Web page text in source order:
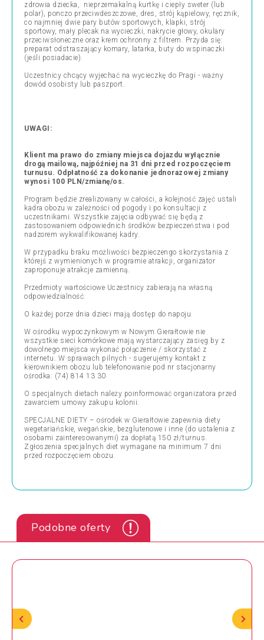
zdrowia dziecka, nieprzemakalną kurtkę i ciepły sweter (lub
polar), ponczo przeciwdeszczowe, dres, strój kąpielowy, ręcznik,
co najmniej dwie pary butów sportowych, klapki, strój
sportowy, mały plecak na wycieczki, nakrycie głowy, okulary
przeciwsłoneczne oraz krem ochronny z filtrem. Przyda się:
preparat odstraszający komary, latarka, buty do wspinaczki
(jeśli posiadacie).
Uczestnicy chcący wyjechać na wycieczkę do Pragi - ważny
dowód osobisty lub paszport.
UWAGI:
Klient ma prawo do zmiany miejsca dojazdu wyłącznie
drogą mailową, najpóźniej na 31 dni przed rozpoczęciem
turnusu. Odpłatność za dokonanie jednorazowej zmiany
wynosi 100 PLN/zmianę/os.
Program będzie zrealizowany w całości, a kolejność zajęć ustali
kadra obozu w zależności od pogody i po konsultacji z
uczestnikami. Wszystkie zajęcia odbywać się będą z
zastosowaniem odpowiednich środków bezpieczeństwa i pod
nadzorem wykwalifikowanej kadry.
W przypadku braku możliwości bezpieczengo skorzystania z
którejś z wymienionych w programie atrakcji, organizator
zaproponuje atrakcje zamienną.
Przedmioty wartościowe Uczestnicy zabierają na własną
odpowiedzialność.
O każdej porze dnia dzieci mają dostęp do napoju.
W ośrodku wypoczynkowym w Nowym Gierałtowie nie
wszystkie sieci komórkowe mają wystarczający zasięg by z
dowolnego miejsca wykonać połączenie / skorzystać z
internetu. W sprawach pilnych - sugerujemy kontakt z
kierownikiem obozu lub telefonowanie pod nr stacjonarny
ośrodka: (74) 814 13 30
O specjalnych dietach należy poinformować organizatora przed
zawarciem umowy zakupu kolonii.
SPECJALNE DIETY – ośrodek w Gierałtowie zapewnia diety
wegetariańskie, wegańskie, bezglutenowe i inne (do ustalenia z
osobami zainteresowanymi) za dopłatą 150 zł/turnus.
Zgłoszenia specjalnych diet wymagane na minimum 7 dni
przed rozpoczęciem obozu.
Podobne oferty